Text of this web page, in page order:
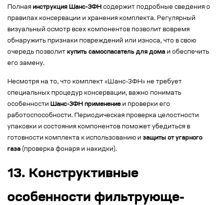
Полная инструкция Шанс-3ФН содержит подробные сведения о
правилах консервации и хранения комплекта. Регулярный
визуальный осмотр всех компонентов позволит вовремя
обнаружить признаки повреждений или износа, что в свою
очередь позволит купить самоспасатель для дома и обеспечить
его замену.
Несмотря на то, что комплект «Шанс-3ФН» не требует
специальных процедур консервации, важно понимать
особенности Шанс-3ФН применение и проверки его
работоспособности. Периодическая проверка целостности
упаковки и состояния компонентов поможет убедиться в
готовности комплекта к использованию и защиты от угарного
газа (проверка фонаря и накидки).
13. Конструктивные
особенности фильтрующе-